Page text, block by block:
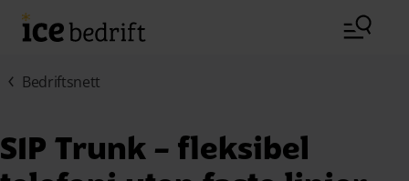
Hopp til hovedinnhold (Trykk Enter)
Bedriftsnett
SIP Trunk – fleksibel